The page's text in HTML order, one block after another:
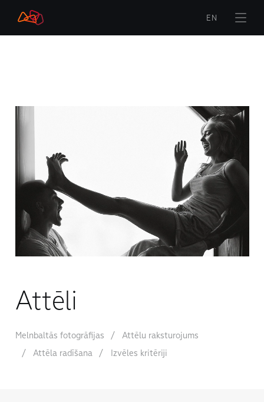
Logo animācija
Logo skaņa
Krāsas
Tipografika
Teksta (Satura) ikonas
Attēli
Valoda
Komunikācija
LMT Karte
LMT Innovations
EN
Attēli
Melnbaltās fotogrāfijas
Attēlu raksturojums
Attēla radīšana
Izvēles kritēriji